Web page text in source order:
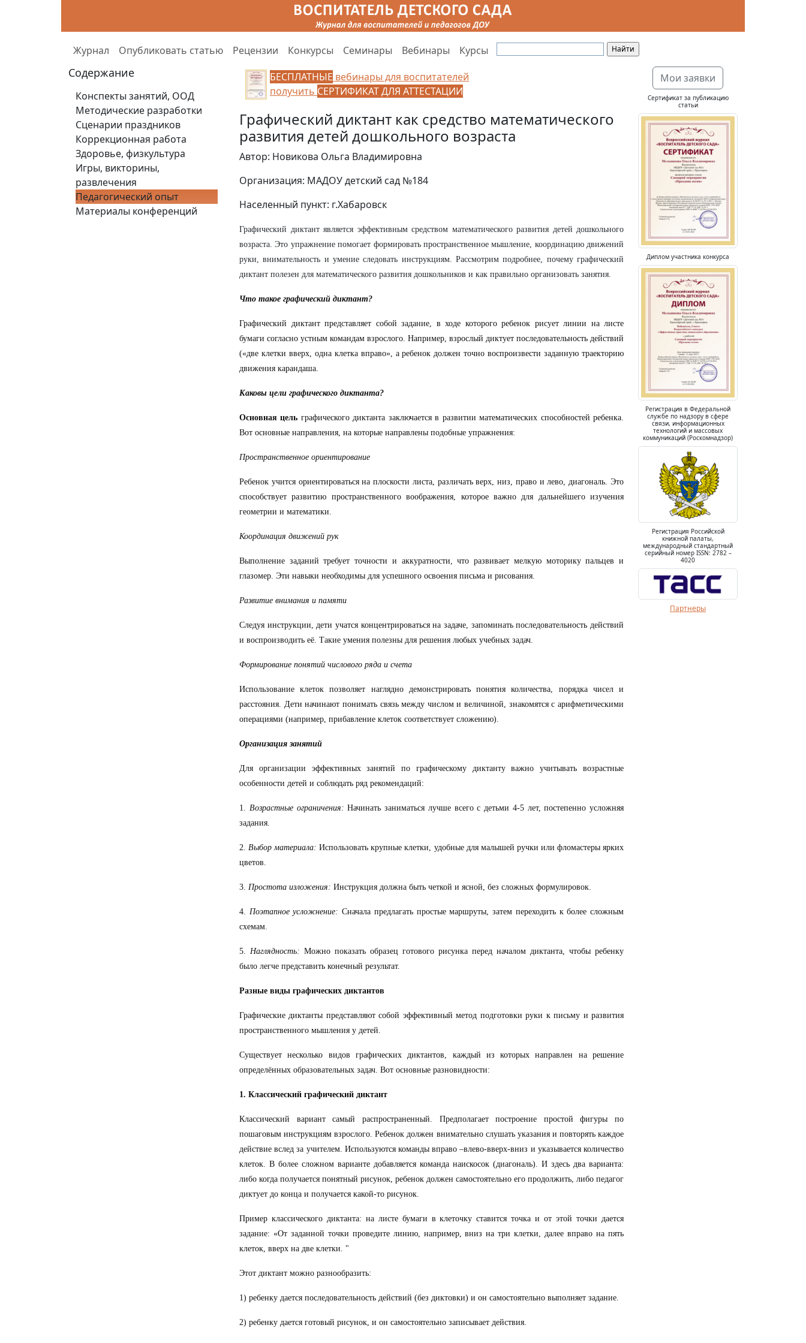
Журнал Опубликовать статью Рецензии Конкурсы Семинары Вебинары Курсы
Содержание
Конспекты занятий, ООД
Методические разработки
Сценарии праздников
Коррекционная работа
Здоровье, физкультура
Игры, викторины,
развлечения
Педагогический опыт
Материалы конференций
БЕСПЛАТНЫЕ вебинары для воспитателей
получить СЕРТИФИКАТ ДЛЯ АТТЕСТАЦИИ
Графический диктант как средство математического
развития детей дошкольного возраста
Автор: Новикова Ольга Владимировна
Организация: МАДОУ детский сад №184
Населенный пункт: г.Хабаровск
Графический диктант является эффективным средством математического развития детей дошкольного
возраста. Это упражнение помогает формировать пространственное мышление, координацию движений
руки, внимательность и умение следовать инструкциям. Рассмотрим подробнее, почему графический
диктант полезен для математического развития дошкольников и как правильно организовать занятия.
Что такое графический диктант?
Графический диктант представляет собой задание, в ходе которого ребенок рисует линии на листе
бумаги согласно устным командам взрослого. Например, взрослый диктует последовательность действий
(«две клетки вверх, одна клетка вправо», а ребенок должен точно воспроизвести заданную траекторию
движения карандаша.
Каковы цели графического диктанта?
Основная цель графического диктанта заключается в развитии математических способностей ребенка.
Вот основные направления, на которые направлены подобные упражнения:
Пространственное ориентирование
Ребенок учится ориентироваться на плоскости листа, различать верх, низ, право и лево, диагональ. Это
способствует развитию пространственного воображения, которое важно для дальнейшего изучения
геометрии и математики.
Координация движений рук
Выполнение заданий требует точности и аккуратности, что развивает мелкую моторику пальцев и
глазомер. Эти навыки необходимы для успешного освоения письма и рисования.
Развитие внимания и памяти
Следуя инструкции, дети учатся концентрироваться на задаче, запоминать последовательность действий
и воспроизводить её. Такие умения полезны для решения любых учебных задач.
Формирование понятий числового ряда и счета
Использование клеток позволяет наглядно демонстрировать понятия количества, порядка чисел и
расстояния. Дети начинают понимать связь между числом и величиной, знакомятся с арифметическими
операциями (например, прибавление клеток соответствует сложению).
Организация занятий
Для организации эффективных занятий по графическому диктанту важно учитывать возрастные
особенности детей и соблюдать ряд рекомендаций:
1. Возрастные ограничения: Начинать заниматься лучше всего с детьми 4-5 лет, постепенно усложняя
задания.
2. Выбор материала: Использовать крупные клетки, удобные для малышей ручки или фломастеры ярких
цветов.
3. Простота изложения: Инструкция должна быть четкой и ясной, без сложных формулировок.
4. Поэтапное усложнение: Сначала предлагать простые маршруты, затем переходить к более сложным
схемам.
5. Наглядность: Можно показать образец готового рисунка перед началом диктанта, чтобы ребенку
было легче представить конечный результат.
Разные виды графических диктантов
Графические диктанты представляют собой эффективный метод подготовки руки к письму и развития
пространственного мышления у детей.
Существует несколько видов графических диктантов, каждый из которых направлен на решение
определённых образовательных задач. Вот основные разновидности:
1. Классический графический диктант
Классический вариант самый распространенный. Предполагает построение простой фигуры по
пошаговым инструкциям взрослого. Ребенок должен внимательно слушать указания и повторять каждое
действие вслед за учителем. Используются команды вправо –влево-вверх-вниз и указывается количество
клеток. В более сложном варианте добавляется команда наискосок (диагональ). И здесь два варианта:
либо когда получается понятный рисунок, ребенок должен самостоятельно его продолжить, либо педагог
диктует до конца и получается какой-то рисунок.
Пример классического диктанта: на листе бумаги в клеточку ставится точка и от этой точки дается
задание: «От заданной точки проведите линию, например, вниз на три клетки, далее вправо на пять
клеток, вверх на две клетки. "
Этот диктант можно разнообразить:
1) ребенку дается последовательность действий (без диктовки) и он самостоятельно выполняет задание.
2) ребенку дается готовый рисунок, и он самостоятельно записывает действия.
Мои заявки
Сертификат за публикацию
статьи
Диплом участника конкурса
Регистрация в Федеральной
службе по надзору в сфере
связи, информационных
технологий и массовых
коммуникаций (Роскомнадзор)
Регистрация Российской
книжной палаты,
международный стандартный
серийный номер ISSN: 2782 –
4020
Партнеры